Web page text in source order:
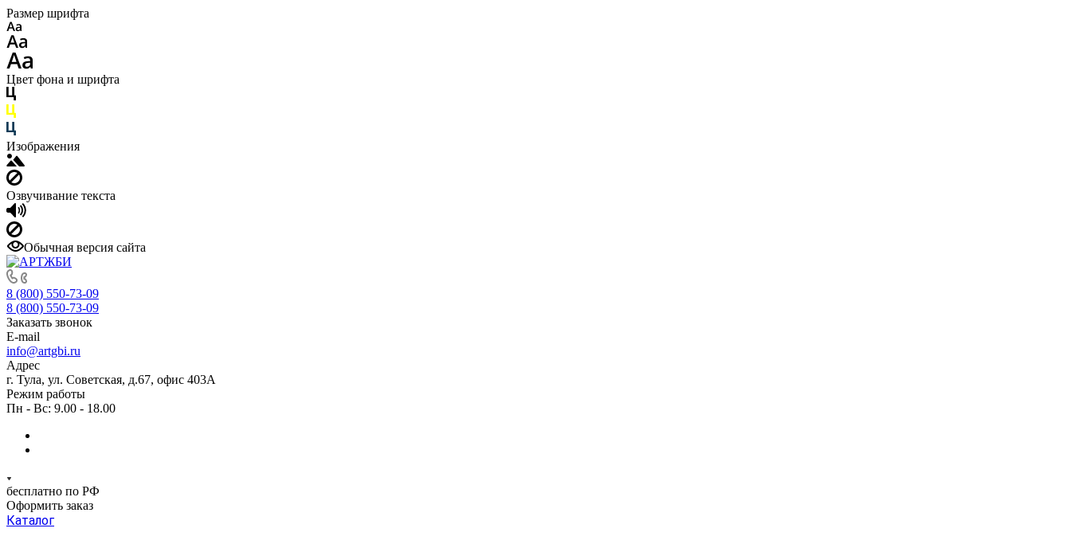
Размер шрифта
Цвет фона и шрифта
Изображения
Озвучивание текста
Обычная версия сайта
8 (800) 550-73-09
8 (800) 550-73-09
Заказать звонок
E-mail
info@artgbi.ru
Адрес
г. Тула, ул. Советская, д.67, офис 403А
Режим работы
Пн - Вс: 9.00 - 18.00
бесплатно по РФ
Оформить заказ
Каталог